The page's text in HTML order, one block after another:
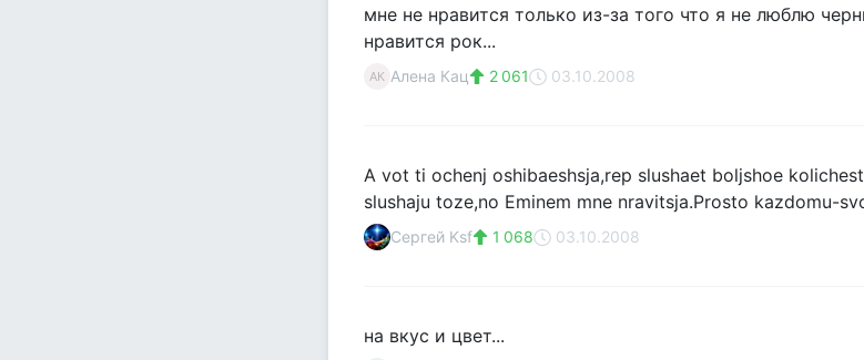
мне не нравится только из-за того что я не люблю
нравится рок...
АК Алена Кац 2 061 03.10.2008
A vot ti ochenj oshibaeshsja,rep slushaet boljshoe
slushaju toze,no Eminem mne nravitsja.Prosto kazdomu-
Сергей Ksf 1 068 03.10.2008
на вкус и цвет...